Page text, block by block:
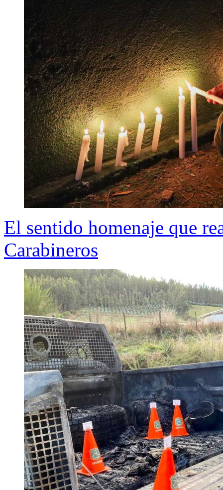
El sentido homenaje que
Carabineros